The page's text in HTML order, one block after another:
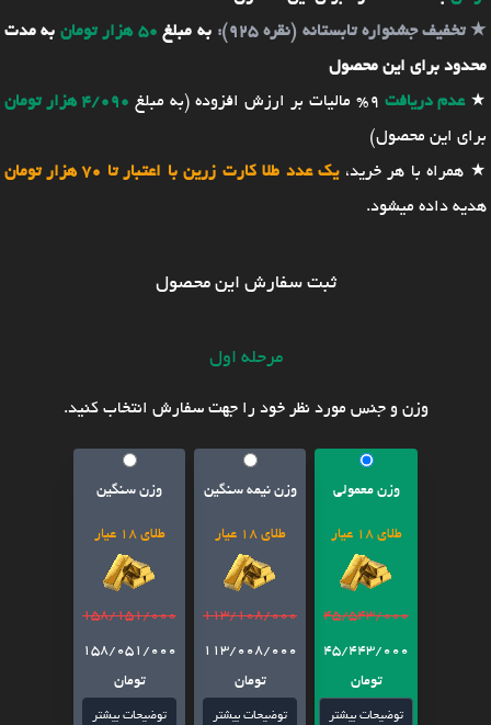
★تخفیف جشنواره تابستانه (نقره 925): به مبلغ 50 هزار تومان
به مدت
محدود برای این محصول
★عدم دریافت 9% مالیات بر ارزش افزوده (به مبلغ
4/090 هزار تومان
برای این محصول)
★ همراه با هر خرید،یک عدد طلا کارت زرین با اعتبار تا 70 هزار تومان
هدیه داده میشود.
ثبت سفارش این محصول
مرحله اول
وزن و جنس مورد نظر خود را جهت سفارش انتخاب کنید.
وزن معمولی
طلای 18 عیار
45/543/000
45/443/000
تومان
توضیحات بیشتر
وزن نیمه سنگین
طلای 18 عیار
113/108/000
113/008/000
تومان
توضیحات بیشتر
وزن سنگین
طلای 18 عیار
158/151/000
158/051/000
تومان
توضیحات بیشتر